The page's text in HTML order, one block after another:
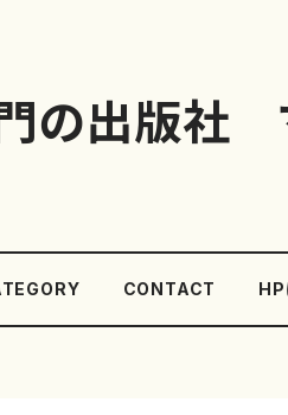
の出版社
CONTACT HP